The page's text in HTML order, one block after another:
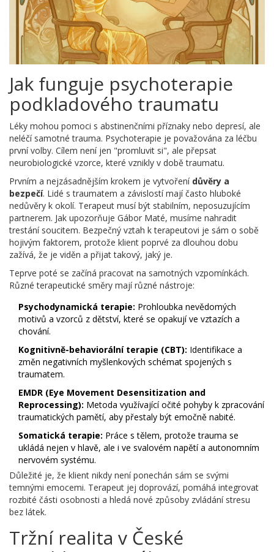
Jak funguje psychoterapie
podkladového traumatu
Léky mohou pomoci s abstinenčními příznaky nebo depresí, ale
neléčí samotné trauma. Psychoterapie je považována za léčbu
první volby. Cílem není jen "promluvit si", ale přepsat
neurobiologické vzorce, které vznikly v době traumatu.
Prvním a nejzásadnějším krokem je vytvoření důvěry a
bezpečí. Lidé s traumatem a závislostí mají často hluboké
nedůvěry k okolí. Terapeut musí být stabilním, neposuzujícím
partnerem. Jak upozorňuje Gábor Maté, musíme nahradit
trestání soucitem. Bezpečný vztah k terapeutovi je sám o sobě
hojivým faktorem, protože klient poprvé za dlouhou dobu
zažívá, že je viděn a přijat takový, jaký je.
Teprve poté se začíná pracovat na samotných vzpomínkách.
Různé terapeutické směry mají různé nástroje:
Psychodynamická terapie: Prohloubka nevědomých
motivů a vzorců z dětství, které se opakují ve vztazích a
chování.
Kognitivně-behaviorální terapie (CBT): Identifikace a
změn negativních myšlenkových schémat spojených s
traumatem.
EMDR (Eye Movement Desensitization and
Reprocessing): Metoda využívající očité pohyby k zpracování
traumatických pamětí, aby přestaly být emočně nabité.
Somatická terapie: Práce s tělem, protože trauma se
ukládá nejen v hlavě, ale i ve svalovém napětí a autonomním
nervovém systému.
Důležité je, že klient nikdy není ponechán sám se svými
temnými emocemi. Terapeut jej doprovází, pomáhá integrovat
rozbité části osobnosti a hledá nové způsoby zvládání stresu
bez látek.
Tržní realita v České